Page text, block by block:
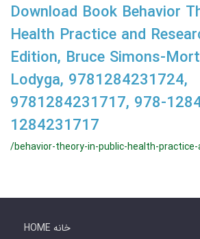
Download Book Behavior
Health Practice and
Edition, Bruce Simons-
Lodyga, 9781284231724,
9781284231717, 978-
1284231717
/behavior-theory-in-public-health-
HOME خانه